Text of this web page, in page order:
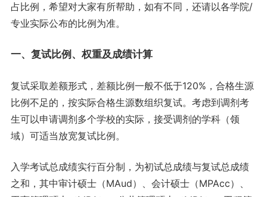
占比例，希望对大家有所帮助，如有不同，还请以各学院/
专业实际公布的比例为准。
一、复试比例、权重及成绩计算
复试采取差额形式，差额比例一般不低于120%，合格生源
比例不足的，按实际合格生源数组织复试。考虑到调剂考
生可以申请调剂多个学校的实际，接受调剂的学科（领
域）可适当放宽复试比例。
入学考试总成绩实行百分制，为初试总成绩与复试总成绩
之和，其中审计硕士（MAud）、会计硕士（MPAcc）、